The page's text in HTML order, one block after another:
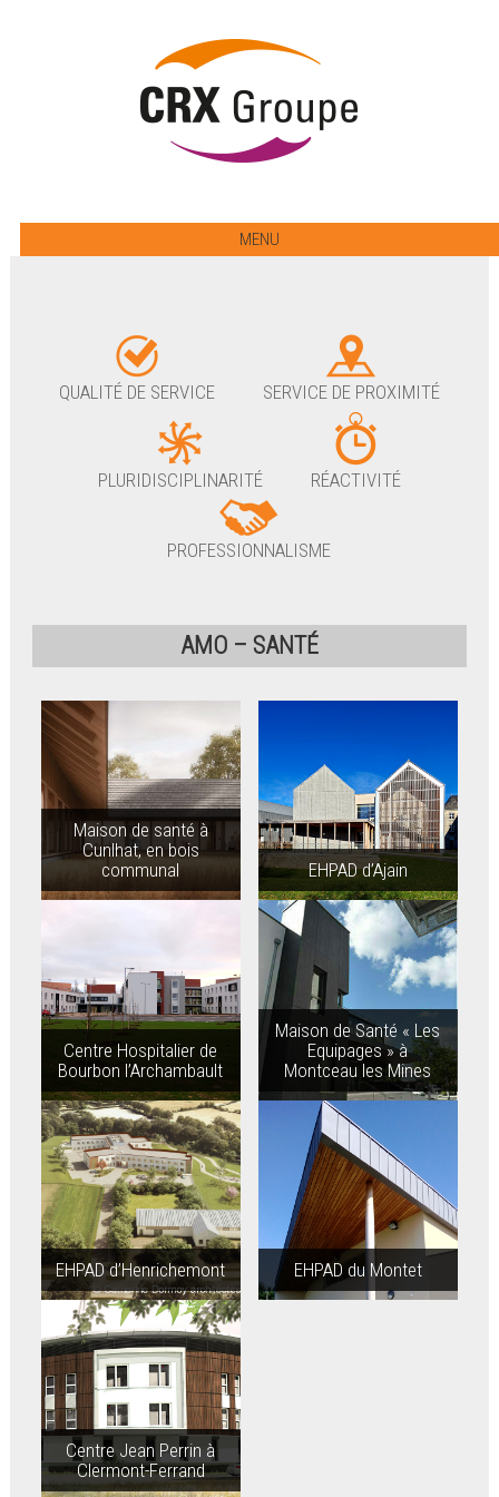
MENU
QUALITÉ DE SERVICE SERVICE DE PROXIMITÉ
PLURIDISCIPLINARITÉ RÉACTIVITÉ
PROFESSIONNALISME
AMO – SANTÉ
Maison de santé à
Cunlhat, en bois
communal
EHPAD d’Ajain
Centre Hospitalier de
Bourbon l’Archambault
Maison de Santé « Les
Equipages » à
Montceau les Mines
EHPAD d’Henrichemont EHPAD du Montet
Centre Jean Perrin à
Clermont-Ferrand